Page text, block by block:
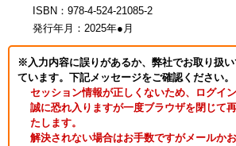
ISBN：978-4-524-21085-2
発行年月：2025年●月
※入力内容に誤りがあるか、弊社でお取り扱
ています。下記メッセージをご確認ください。
セッション情報が正しくないため、ログイ
誠に恐れ入りますが一度ブラウザを閉じて
たします。
解決されない場合はお手数ですがメールか